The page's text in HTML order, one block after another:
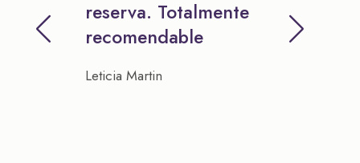
reserva. Totalmente
recomendable
Leticia Martin